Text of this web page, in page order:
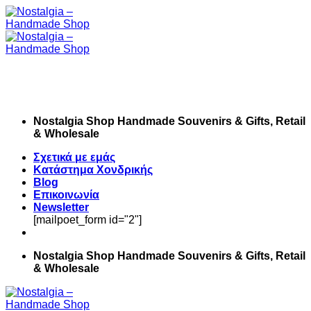
Skip
to
content
Nostalgia Shop Handmade Souvenirs & Gifts, Retail
& Wholesale
Σχετικά με εμάς
Κατάστημα Χονδρικής
Blog
Επικοινωνία
Newsletter
[mailpoet_form id="2"]
Nostalgia Shop Handmade Souvenirs & Gifts, Retail
& Wholesale